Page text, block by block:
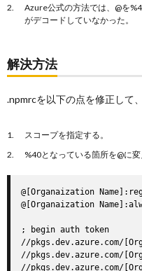
Azure公式の方法では、@を
がデコードしていなかった。
解決方法
.npmrcを以下の点を修正して
スコープを指定する。
%40となっている箇所を@に変
@[Organaization
@[Organaization
; begin auth token
//pkgs.dev.azure.com/
//pkgs.dev.azure.com/
//pkgs.dev.azure.com/